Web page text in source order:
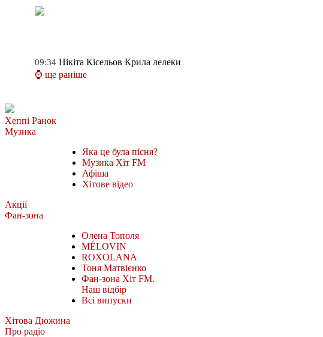
09:34 Нікіта Кісельов Крила лелеки
⌚ ще раніше
Хеппі Ранок
Музика
Яка це була пісня?
Музика Хіт FM
Афіша
Хітове відео
Акції
Фан-зона
Олена Тополя
MÉLOVIN
ROXOLANA
Тоня Матвієнко
Фан-зона Хіт FM.
Наш відбір
Всі випуски
Хітова Дюжина
Про радіо